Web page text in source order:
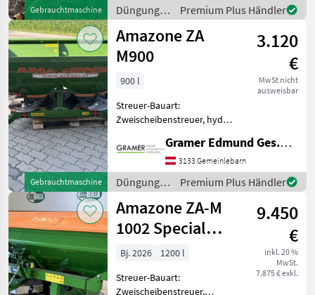
Gebrauchtmaschine
hydraulische Betätigung
(links und recht
Düngung
und
Beregnung
/ Amazone
Premium Plus Händler
Gebrauchtmaschine
Amazone ZA
M900
3.120
€
MwSt nicht
ausweisbar
900 l
Streuer-Bauart:
Zweischeibenstreuer, hydr.
Amazone 2-Scheiben
Düngerstreuer mit hydr.
Schieber; Streubreite ca. 10-
16m; Rührwerk und
Einfüllsie
Gramer Edmund Ges.m.b.H.
3133 Gemeinlebarn
Düngung
und
Beregnung
/ Amazone
Premium Plus Händler
Amazone ZA-M
1002 Special
Easy - AKTION
9.450
€
inkl. 20 %
MwSt.
7.875 € exkl.
Bj. 2026
1200 l
Streuer-Bauart:
Zweischeibenstreuer,